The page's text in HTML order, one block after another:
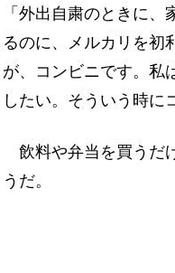
「外出自粛のときに
るのに、メルカリを初
が、コンビニです。私
したい。そういう時に
飲料や弁当を買うだ
うだ。